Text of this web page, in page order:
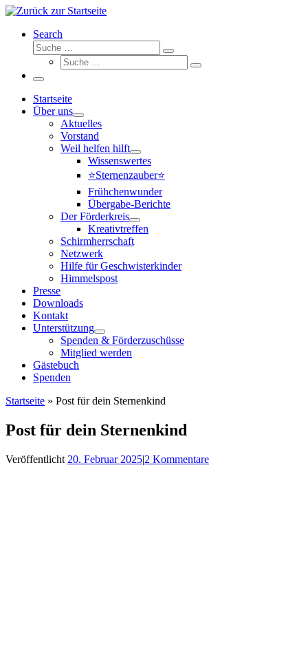
Search
Suche
Suche
Suche
Suche
Menü
Startseite
Über uns
Aktuelles
Vorstand
Weil helfen hilft
Wissenswertes
⭐Sternenzauber⭐
Frühchenwunder
Übergabe-Berichte
Der Förderkreis
Kreativtreffen
Schirmherrschaft
Netzwerk
Hilfe für Geschwisterkinder
Himmelspost
Presse
Downloads
Kontakt
Unterstützung
Spenden & Förderzuschüsse
Mitglied werden
Gästebuch
Spenden
Startseite » Post für dein Sternenkind
Post für dein Sternenkind
Veröffentlicht 20. Februar 2025|2 Kommentare